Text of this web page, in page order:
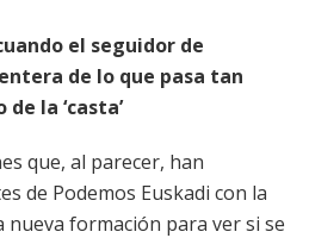
el seguidor de
de lo que pasa tan
la ‘casta’
que, al parecer, han
de Podemos Euskadi con la
nueva formación para ver si se